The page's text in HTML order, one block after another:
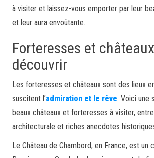
à visiter et laissez-vous emporter par leur
et leur aura envoûtante.
Forteresses et
découvrir
Les forteresses et châteaux sont des lieux
suscitent l’admiration et le rêve. Voici une
beaux châteaux et forteresses à visiter,
architecturale et riches anecdotes
Le Château de Chambord, en France, est un